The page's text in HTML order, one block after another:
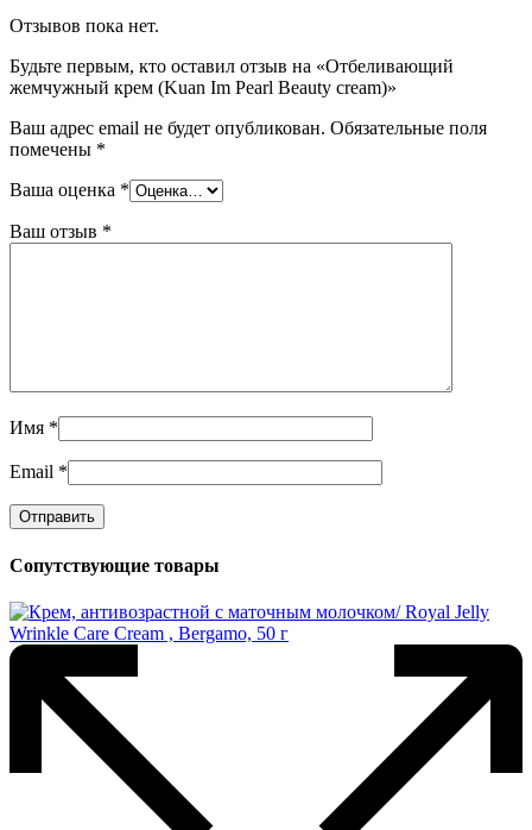
Отзывов пока нет.
Будьте первым, кто оставил отзыв на «Отбеливающий
жемчужный крем (Kuan Im Pearl Beauty cream)»
Ваш адрес email не будет опубликован. Обязательные поля
помечены *
Ваша оценка *
Ваш отзыв *
Имя *
Email *
Сопутствующие товары